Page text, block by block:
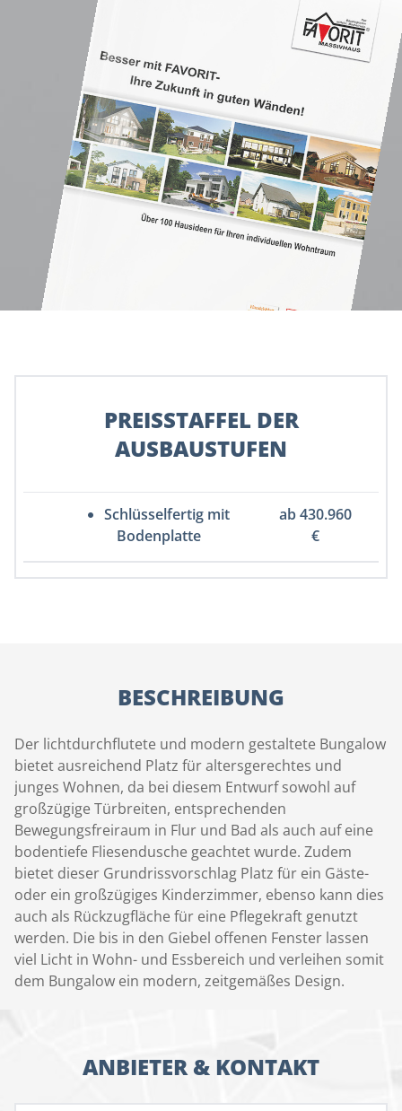
PREISSTAFFEL DER
AUSBAUSTUFEN
Schlüsselfertig mit
Bodenplatte
ab 430.960
€
BESCHREIBUNG
Der lichtdurchflutete und modern gestaltete Bungalow
bietet ausreichend Platz für altersgerechtes und
junges Wohnen, da bei diesem Entwurf sowohl auf
großzügige Türbreiten, entsprechenden
Bewegungsfreiraum in Flur und Bad als auch auf eine
bodentiefe Fliesendusche geachtet wurde. Zudem
bietet dieser Grundrissvorschlag Platz für ein Gäste-
oder ein großzügiges Kinderzimmer, ebenso kann dies
auch als Rückzugfläche für eine Pflegekraft genutzt
werden. Die bis in den Giebel offenen Fenster lassen
viel Licht in Wohn- und Essbereich und verleihen somit
dem Bungalow ein modern, zeitgemäßes Design.
ANBIETER & KONTAKT